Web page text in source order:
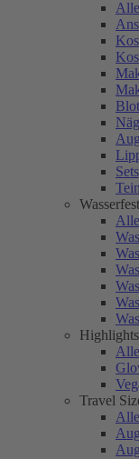
Sets
Highlights
Travel